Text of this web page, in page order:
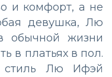
и комфорт, а не
девушка, Лю
обычной жизни
в платьях в пол.
стиль Лю Ифэй